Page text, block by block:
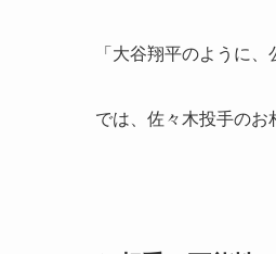
「大谷翔平のように
では、佐々木投手のお